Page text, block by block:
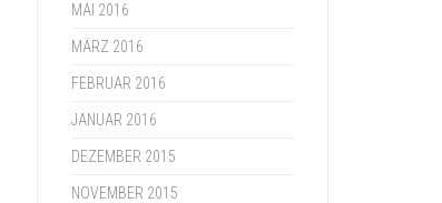
MAI 2016
MÄRZ 2016
FEBRUAR 2016
JANUAR 2016
DEZEMBER 2015
NOVEMBER 2015